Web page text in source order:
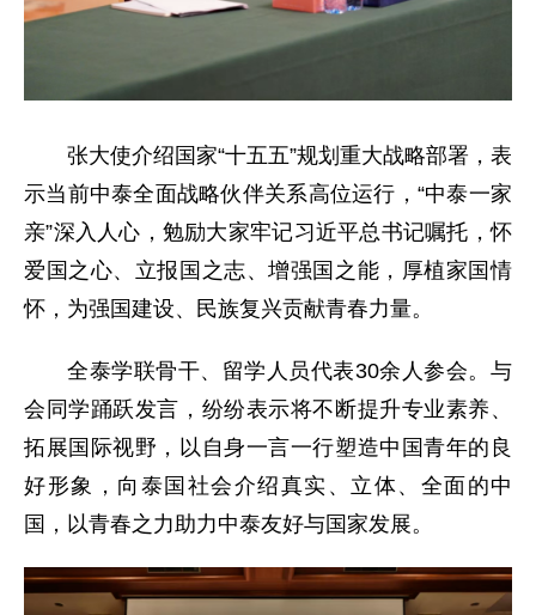
张大使介绍国家“十五五”规划重大战略部署，表
示当前中泰全面战略伙伴关系高位运行，“中泰一家
亲”深入人心，勉励大家牢记习近平总书记嘱托，怀
爱国之心、立报国之志、增强国之能，厚植家国情
怀，为强国建设、民族复兴贡献青春力量。
全泰学联骨干、留学人员代表30余人参会。与
会同学踊跃发言，纷纷表示将不断提升专业素养、
拓展国际视野，以自身一言一行塑造中国青年的良
好形象，向泰国社会介绍真实、立体、全面的中
国，以青春之力助力中泰友好与国家发展。